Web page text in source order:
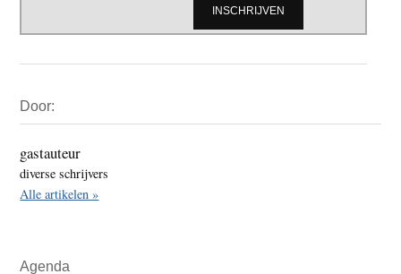
Sidebar
Door:
gastauteur
diverse schrijvers
Alle artikelen »
Agenda